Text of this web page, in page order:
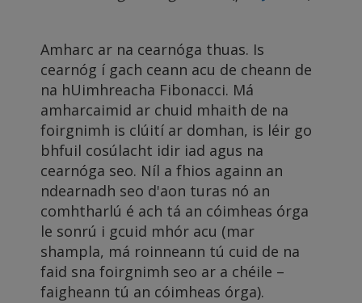
Amharc ar na cearnóga thuas. Is
cearnóg í gach ceann acu de cheann de
na hUimhreacha Fibonacci. Má
amharcaimid ar chuid mhaith de na
foirgnimh is clúití ar domhan, is léir go
bhfuil cosúlacht idir iad agus na
cearnóga seo. Níl a fhios againn an
ndearnadh seo d'aon turas nó an
comhtharlú é ach tá an cóimheas órga
le sonrú i gcuid mhór acu (mar
shampla, má roinneann tú cuid de na
faid sna foirgnimh seo ar a chéile –
faigheann tú an cóimheas órga).